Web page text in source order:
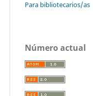
Para bibliotecarios/as
Número actual